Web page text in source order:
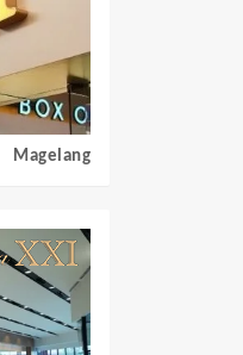
Magelang